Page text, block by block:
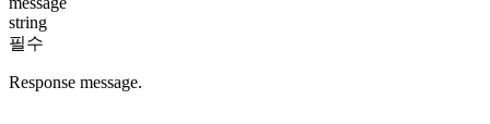
string
필수
Response message.